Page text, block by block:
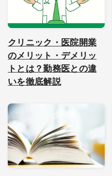
クリニック・医院開業
のメリット・デメリッ
トとは？勤務医との違
いを徹底解説